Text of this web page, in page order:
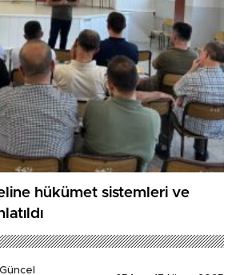
hükümet sistemleri ve
Güncel